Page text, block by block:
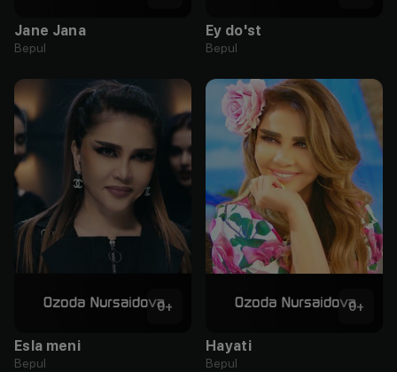
Jane Jana
Bepul
Ey do'st
Bepul
0+
Esla meni
Bepul
0+
Hayati
Bepul